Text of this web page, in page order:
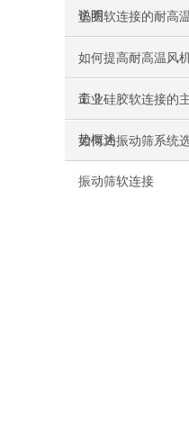
说明
垫圈软连接的耐高
如何提高耐高温风
命？
工业硅胶软连接的
势概述
如何为振动筛系统
振动筛软连接